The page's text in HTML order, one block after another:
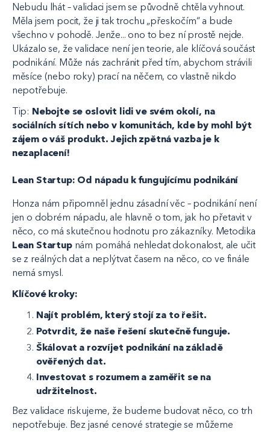
Nebudu lhát – validaci jsem se původně chtěla vyhnout.
Měla jsem pocit, že ji tak trochu „přeskočím“ a bude
všechno v pohodě. Jenže... ono to bez ní prostě nejde.
Ukázalo se, že validace není jen teorie, ale klíčová součást
podnikání. Může nás zachránit před tím, abychom strávili
měsíce (nebo roky) prací na něčem, co vlastně nikdo
nepotřebuje.
Tip: Nebojte se oslovit lidi ve svém okolí, na
sociálních sítích nebo v komunitách, kde by mohl být
zájem o váš produkt. Jejich zpětná vazba je k
nezaplacení!
Lean Startup: Od nápadu k fungujícímu podnikání
Honza nám připomněl jednu zásadní věc – podnikání není
jen o dobrém nápadu, ale hlavně o tom, jak ho přetavit v
něco, co má skutečnou hodnotu pro zákazníky. Metodika
Lean Startupnám pomáhá nehledat dokonalost, ale učit
se z reálných dat a neplýtvat časem na něco, co ve finále
nemá smysl.
Klíčové kroky:
Najít problém, který stojí za to řešit.
Potvrdit, že naše řešení skutečně funguje.
Škálovat a rozvíjet podnikání na základě
ověřených dat.
Investovat s rozumem a zaměřit se na
udržitelnost.
Bez validace riskujeme, že budeme budovat něco, co trh
nepotřebuje. Bez jasné cenové strategie se můžeme